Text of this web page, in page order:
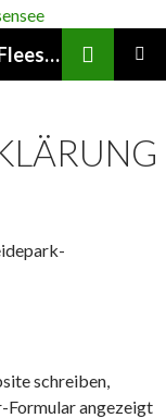
Ferienhaus 17 im Heidepark Silz am Fleesensee
schreiben,
Formular angezeigt